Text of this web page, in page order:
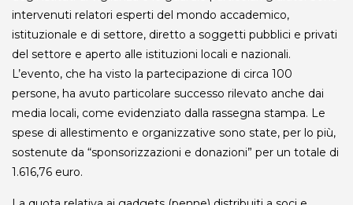
intervenuti relatori esperti del mondo accademico,
istituzionale e di settore, diretto a soggetti pubblici e privati
del settore e aperto alle istituzioni locali e nazionali.
L’evento, che ha visto la partecipazione di circa 100
persone, ha avuto particolare successo rilevato anche dai
media locali, come evidenziato dalla rassegna stampa. Le
spese di allestimento e organizzative sono state, per lo più,
sostenute da “sponsorizzazioni e donazioni” per un totale di
1.616,76 euro.